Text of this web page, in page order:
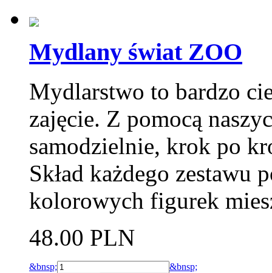
Mydlany świat ZOO
Mydlarstwo to bardzo
zajęcie. Z pomocą
samodzielnie, krok po
Skład każdego zestawu
kolorowych figurek
48.00 PLN
&bnsp; &bnsp;